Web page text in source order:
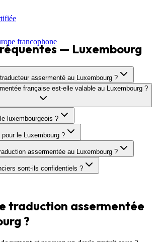
francophone — Luxembourg
assermenté au Luxembourg ?
française est-elle valable au Luxembourg ?
luxembourgeois ?
le Luxembourg ?
assermentée au Luxembourg ?
sont-ils confidentiels ?
traduction assermentée
?